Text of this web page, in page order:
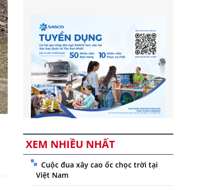
XEM NHIỀU NHẤT
Cuộc đua xây cao ốc chọc trời tại
Việt Nam